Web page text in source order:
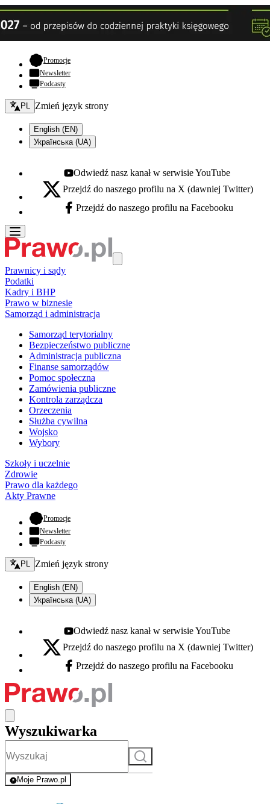
Promocje- otwiera się w nowej karcie
Newsletter
Podcasty
Zmień język - bieżący:
PL Zmień język strony
English (EN)
Українська (UA)
Youtube - otwiera się w nowej karcie
Odwiedź nasz kanał w serwisie YouTube
X - otwiera się w nowej karcie
Przejdź do naszego profilu na X (dawniej Twitter)
Facebook - otwiera się w nowej karcie
Przejdź do naszego profilu na Facebooku
Prawnicy i sądy
Podatki
Kadry i BHP
Prawo w biznesie
Samorząd i administracja
Samorząd terytorialny
Bezpieczeństwo publiczne
Administracja publiczna
Finanse samorządów
Pomoc społeczna
Zamówienia publiczne
Kontrola zarządcza
Orzeczenia
Służba cywilna
Wojsko
Wybory
Szkoły i uczelnie
Zdrowie
Prawo dla każdego
Akty Prawne
Promocje- otwiera się w nowej karcie
Newsletter
Podcasty
Zmień język - bieżący:
PL Zmień język strony
English (EN)
Українська (UA)
Youtube - otwiera się w nowej karcie
Odwiedź nasz kanał w serwisie YouTube
X - otwiera się w nowej karcie
Przejdź do naszego profilu na X (dawniej Twitter)
Facebook - otwiera się w nowej karcie
Przejdź do naszego profilu na Facebooku
Wyszukiwarka
Szukaj
Moje Prawo.pl
- rejestracja i logowanie do serwisu